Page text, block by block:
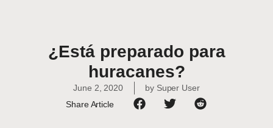
¿Está preparado para
huracanes?
June 2, 2020 bySuper User
Share Article